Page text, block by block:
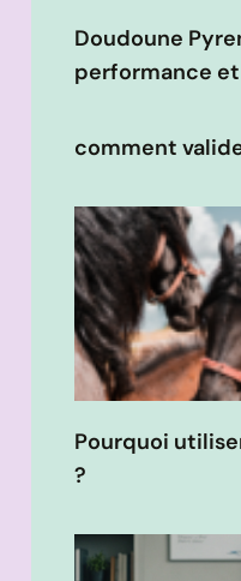
Doudoune
performance
comment
Pourquoi
?